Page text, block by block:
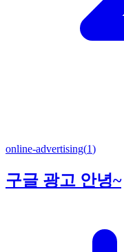
online-advertising(1)
구글 광고 안녕~